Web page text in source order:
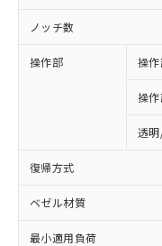
ノッチ数
操作部 操
操
透
復帰方式
ベゼル材質
最小適用負荷